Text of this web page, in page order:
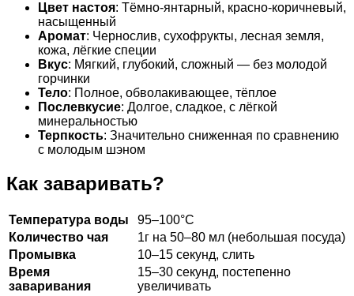
Цвет настоя: Тёмно-янтарный, красно-коричневый,
насыщенный
Аромат: Чернослив, сухофрукты, лесная земля,
кожа, лёгкие специи
Вкус: Мягкий, глубокий, сложный — без молодой
горчинки
Тело: Полное, обволакивающее, тёплое
Послевкусие: Долгое, сладкое, с лёгкой
минеральностью
Терпкость: Значительно сниженная по сравнению
с молодым шэном
Как заваривать?
Температура воды
95–100°C
Количество чая
1г на 50–80 мл (небольшая посуда)
Промывка
10–15 секунд, слить
Время
заваривания
15–30 секунд, постепенно
увеличивать